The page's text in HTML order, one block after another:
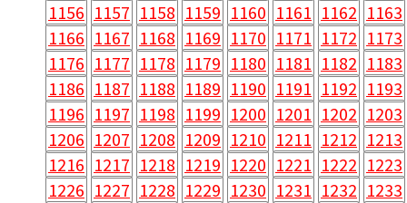
1156 1157 1158 1159 1160 1161 1162 1163
1166 1167 1168 1169 1170 1171 1172 1173
1176 1177 1178 1179 1180 1181 1182 1183
1186 1187 1188 1189 1190 1191 1192 1193
1196 1197 1198 1199 1200 1201 1202 1203
1206 1207 1208 1209 1210 1211 1212 1213
1216 1217 1218 1219 1220 1221 1222 1223
1226 1227 1228 1229 1230 1231 1232 1233